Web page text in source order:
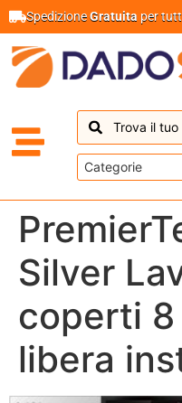
SpedizioneGratuita per
Silver
coperti
libera